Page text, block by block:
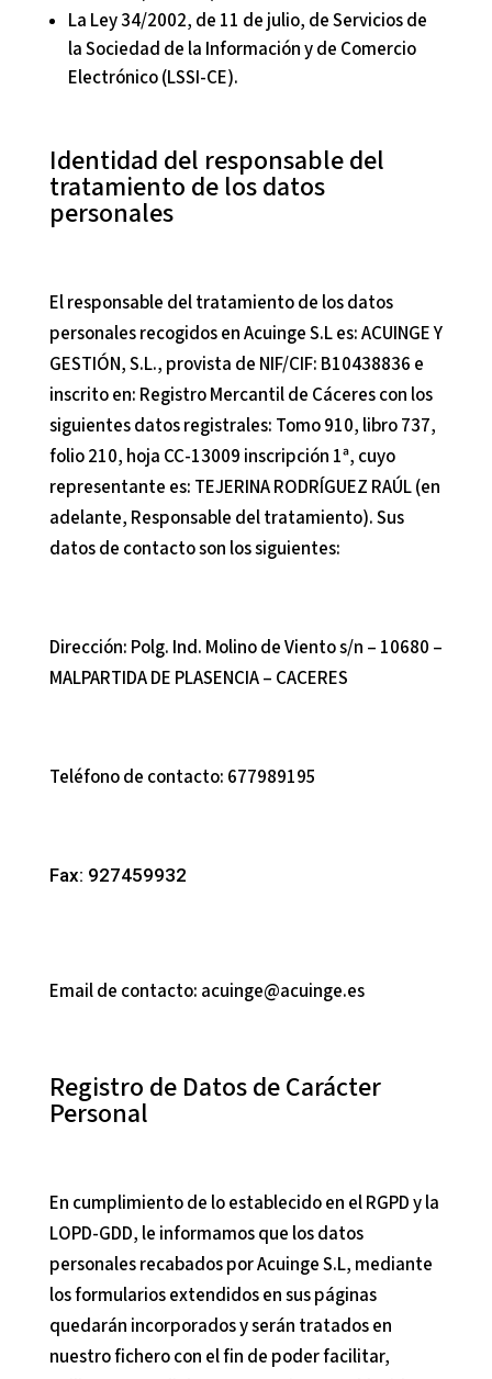
La Ley 34/2002, de 11 de julio, de Servicios de
la Sociedad de la Información y de Comercio
Electrónico (LSSI-CE).
Identidad del responsable del
tratamiento de los datos
personales
El responsable del tratamiento de los datos
personales recogidos enAcuinge S.Les:ACUINGE Y
GESTIÓN, S.L., provista de NIF/CIF: B10438836 e
inscrito en: Registro Mercantil de Cácerescon los
siguientes datos registrales: Tomo 910, libro 737,
folio 210, hoja CC-13009 inscripción 1ª, cuyo
representante es: TEJERINA RODRÍGUEZ RAÚL(en
adelante, Responsable del tratamiento). Sus
datos de contacto son los siguientes:
Dirección: Polg. Ind. Molino de Viento s/n – 10680 –
MALPARTIDA DE PLASENCIA – CACERES
Teléfono de contacto: 677989195
Fax: 927459932
Email de contacto: acuinge@acuinge.es
Registro de Datos de Carácter
Personal
En cumplimiento de lo establecido en el RGPD y la
LOPD-GDD, le informamos que los datos
personales recabados porAcuinge S.L, mediante
los formularios extendidos en sus páginas
quedarán incorporados y serán tratados en
nuestro fichero con el fin de poder facilitar,